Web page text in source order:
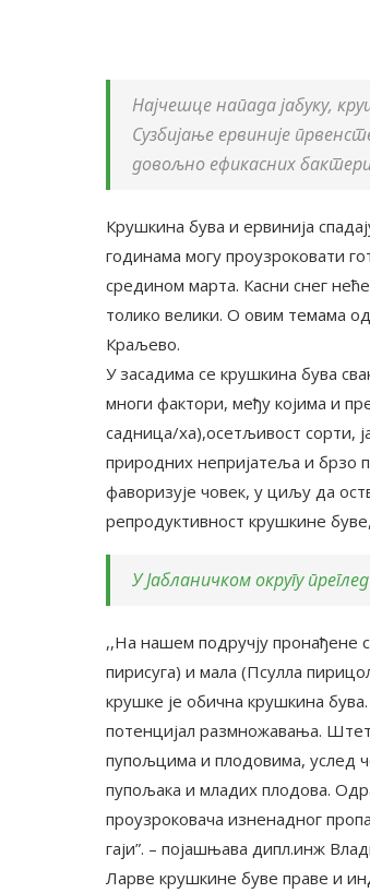
Најчешце напада јабуку,
Сузбијање ервиније
довољно ефикасних
Крушкина бува и ервинија
годинама могу проузроковати
средином марта. Касни снег
толико велики. О овим темама
Краљево.
У засадима се крушкина бува
многи фактори, међу којима и
садница/ха),осетљивост
природних непријатеља и брзо
фаворизује човек, у циљу да
репродуктивност крушкине
У Јабланичком округу
,,На нашем подручју пронађене
пирисуга) и мала (Псyлла
крушке је обична крушкина
потенцијал размножавања.
пупољцима и плодовима, услед
пупољака и младих плодова.
проузроковача изненадног
гаји”. – појашњава дипл.инж
Ларве крушкине буве праве и